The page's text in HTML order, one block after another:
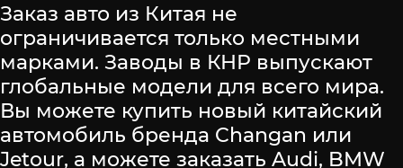
Заказ авто из Китая не
ограничивается только местными
марками. Заводы в КНР выпускают
глобальные модели для всего мира.
Вы можете купить новый китайский
автомобиль бренда Changan или
Jetour, а можете заказать Audi, BMW